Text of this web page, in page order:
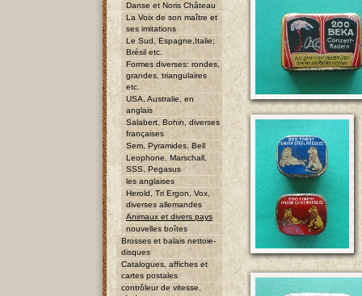
Danse et Noris Château
La Voix de son maître et
ses imitations
Le Sud, Espagne,Italie;
Brésil etc.
Formes diverses: rondes,
grandes, triangulaires
etc.
USA, Australie, en
anglais
Salabert, Bohin, diverses
françaises
Sem, Pyramides, Bell
Leophone, Marschall,
SSS, Pegasus
les anglaises
Herold, Tri Ergon, Vox,
diverses allemandes
Animaux et divers pays
nouvelles boîtes
Brosses et balais nettoie-
disques
Catalogues, affiches et
cartes postales
contrôleur de vitesse,